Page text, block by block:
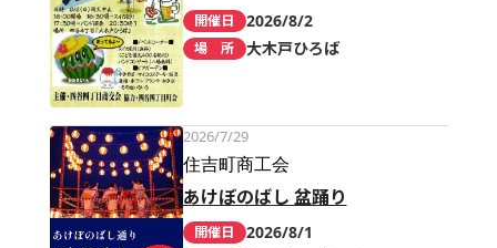
開催日 2026/8/2
場 所 大木戸ひろば
2026/7/29
住吉町商工会
あけぼのばし 盆踊り
開催日 2026/8/1